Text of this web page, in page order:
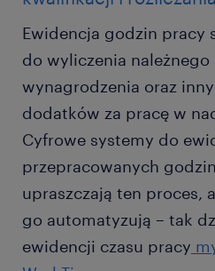
Ewidencja godzin pracy
do wyliczenia
wynagrodzenia oraz
dodatków za pracę w
Cyfrowe systemy do
przepracowanych
upraszczają ten proces,
go automatyzują – tak
ewidencji czasu pracy